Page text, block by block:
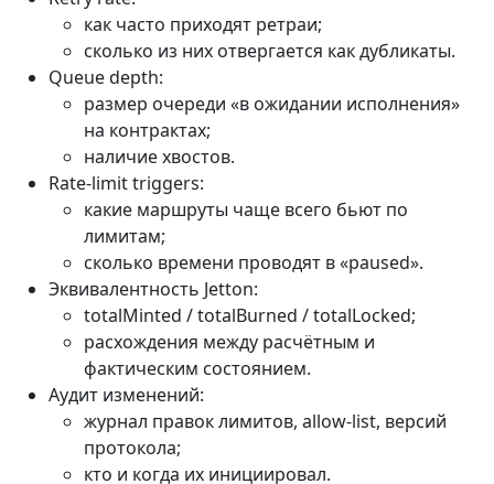
как часто приходят ретраи;
сколько из них отвергается как дубликаты.
Queue depth:
размер очереди «в ожидании исполнения»
на контрактах;
наличие хвостов.
Rate-limit triggers:
какие маршруты чаще всего бьют по
лимитам;
сколько времени проводят в «paused».
Эквивалентность Jetton:
totalMinted / totalBurned / totalLocked;
расхождения между расчётным и
фактическим состоянием.
Аудит изменений:
журнал правок лимитов, allow-list, версий
протокола;
кто и когда их инициировал.